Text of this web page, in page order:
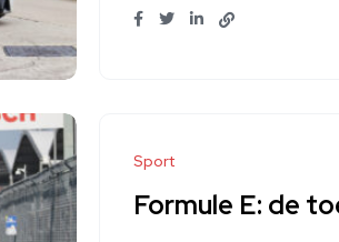
Sport
Formule E: de